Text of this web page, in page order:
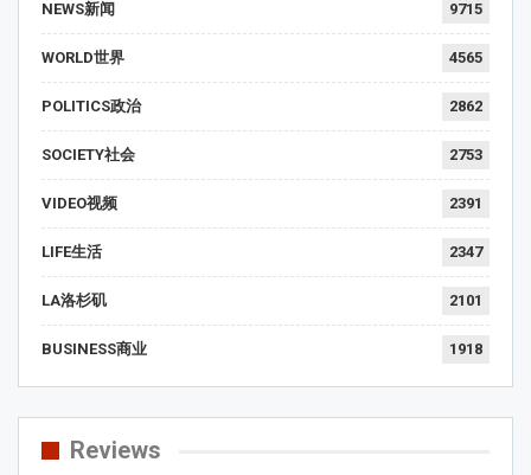
NEWS新闻 9715
WORLD世界 4565
POLITICS政治 2862
SOCIETY社会 2753
VIDEO视频 2391
LIFE生活 2347
LA洛杉矶 2101
BUSINESS商业 1918
Reviews